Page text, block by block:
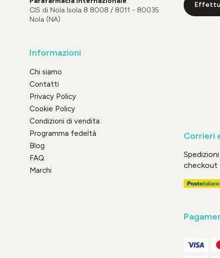
CIS di Nola Isola 8 8008 / 8011 - 80035
Nola (NA)
Informazioni
Chi siamo
Contatti
Privacy Policy
Cookie Policy
Condizioni di vendita
Programma fedeltà
Blog
FAQ
Marchi
Corrieri
checkout